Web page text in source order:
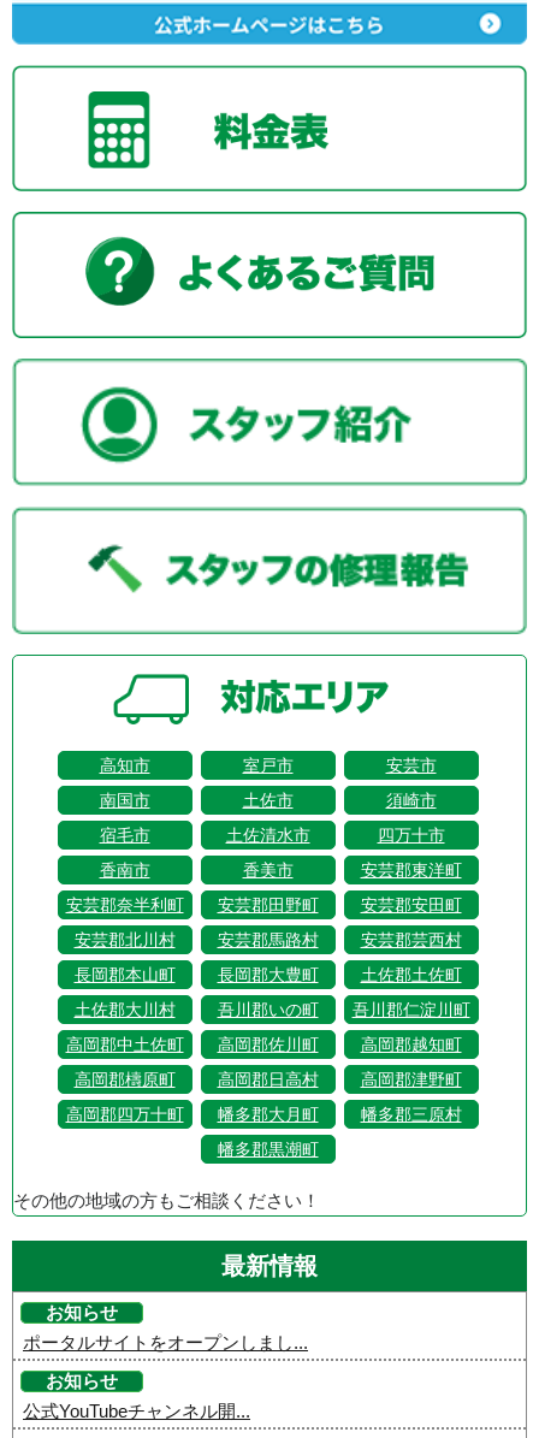
高知市 室戸市
安芸市
南国市
土佐市
須崎市
宿毛市
土佐清水市
四万十市
香南市
香美市
安芸郡東洋町
安芸郡奈半利町
安芸郡田野町
安芸郡安田町
安芸郡北川村
安芸郡馬路村
安芸郡芸西村
長岡郡本山町
長岡郡大豊町
土佐郡土佐町
土佐郡大川村
吾川郡いの町
吾川郡仁淀川町
高岡郡中土佐町
高岡郡佐川町
高岡郡越知町
高岡郡檮原町
高岡郡日高村
高岡郡津野町
高岡郡四万十町
幡多郡大月町
幡多郡三原村
幡多郡黒潮町
その他の地域の方もご相談ください！
最新情報
お知らせ
ポータルサイトをオープンしまし...
お知らせ
公式YouTubeチャンネル開...